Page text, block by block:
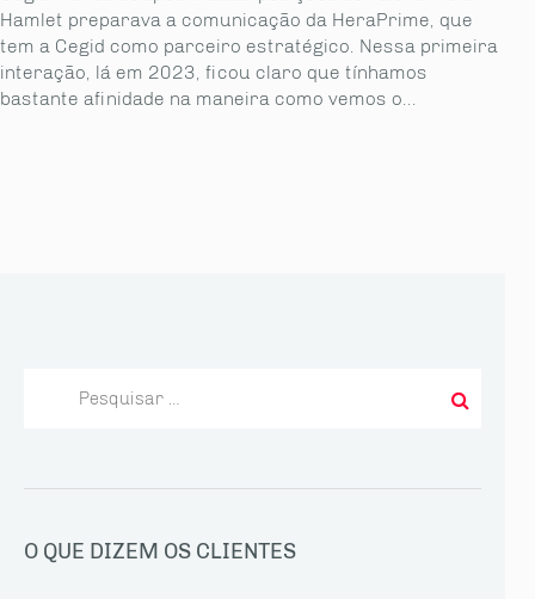
Hamlet preparava a comunicação da HeraPrime, que
tem a Cegid como parceiro estratégico. Nessa primeira
interação, lá em 2023, ficou claro que tínhamos
bastante afinidade na maneira como vemos o...
O QUE DIZEM OS CLIENTES